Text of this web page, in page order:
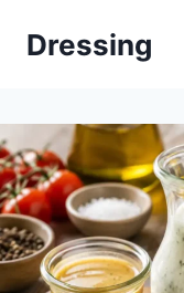
Dressing